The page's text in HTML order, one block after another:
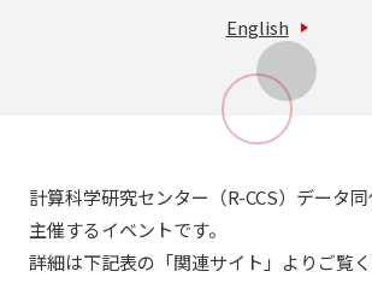
English
計算科学研究センター（R-CCS）データ
主催するイベントです。
詳細は下記表の「関連サイト」よりご覧く